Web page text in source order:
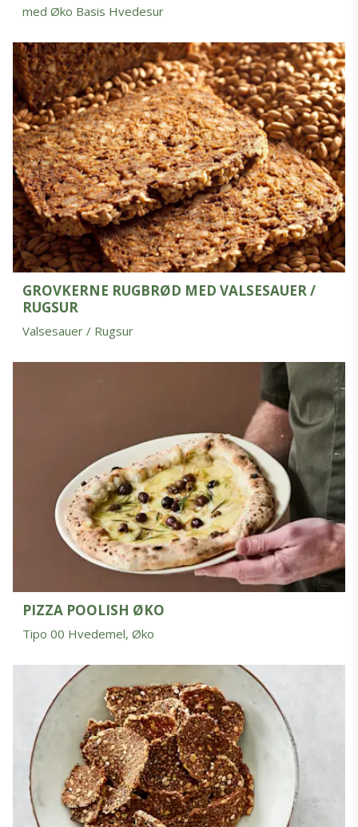
med Øko Basis Hvedesur
GROVKERNE RUGBRØD MED VALSESAUER /
RUGSUR
Valsesauer / Rugsur
PIZZA POOLISH ØKO
Tipo 00 Hvedemel, Øko